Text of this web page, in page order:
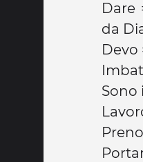
Dare
da
Devo
Sono